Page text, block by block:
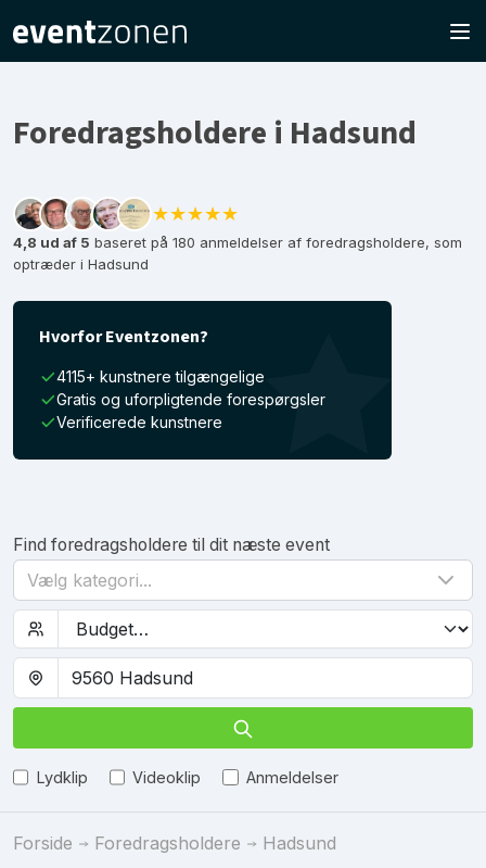
Foredragsholdere i Hadsund
★★★★★
4,8 ud af 5 baseret på 180 anmeldelser af foredragsholdere, som
optræder i Hadsund
Hvorfor Eventzonen?
4115+ kunstnere tilgængelige
Gratis og uforpligtende forespørgsler
Verificerede kunstnere
Find foredragsholdere til dit næste event
Vælg kategori...
Lydklip Videoklip Anmeldelser
Forside Foredragsholdere Hadsund